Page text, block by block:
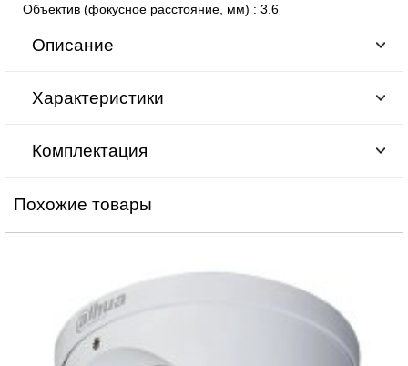
Объектив (фокусное расстояние, мм) : 3.6
Описание
Характеристики
Комплектация
Похожие товары